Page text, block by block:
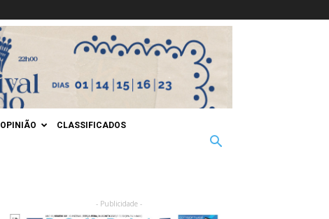
OPINIÃO CLASSIFICADOS
- Publicidade -